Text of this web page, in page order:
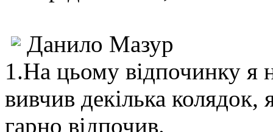
Данило Мазур
1.На цьому відпочинку я
вивчив декілька колядок,
гарно відпочив.